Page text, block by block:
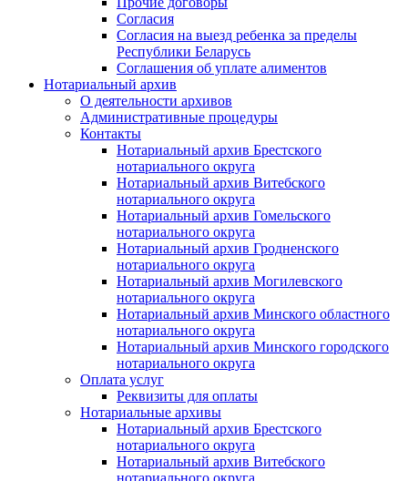
Согласия
Согласия на выезд ребенка за пределы
Республики Беларусь
Соглашения об уплате алиментов
Нотариальный архив
О деятельности архивов
Административные процедуры
Контакты
Нотариальный архив Брестского
нотариального округа
Нотариальный архив Витебского
нотариального округа
Нотариальный архив Гомельского
нотариального округа
Нотариальный архив Гродненского
нотариального округа
Нотариальный архив Могилевского
нотариального округа
Нотариальный архив Минского областного
нотариального округа
Нотариальный архив Минского городского
нотариального округа
Оплата услуг
Реквизиты для оплаты
Нотариальные архивы
Нотариальный архив Брестского
нотариального округа
Нотариальный архив Витебского
нотариального округа